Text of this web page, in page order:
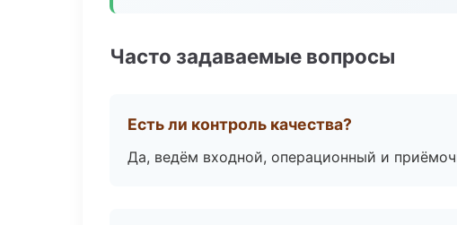
Часто задаваемые вопросы
Есть ли контроль качества?
Да, ведём входной, операционный и